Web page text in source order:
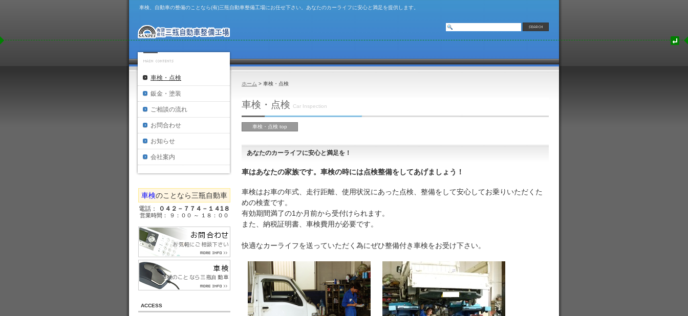
車検、自動車の整備のことなら(有)三瓶自動車整備工場にお任せ下さい。あなたのカーライフに安心と満足を提供します。
車検・点検
鈑金・塗装
ご相談の流れ
お問合わせ
お知らせ
会社案内
車検のことなら三瓶自動車
電話： ０４２－７７４－１４1８
営業時間： ９：００ ～ １８：００
ACCESS
ホーム > 車検・点検
車検・点検 Car Inspection
車検・点検 top
あなたのカーライフに安心と満足を！
車はあなたの家族です。車検の時には点検整備をしてあげましょう！
車検はお車の年式、走行距離、使用状況にあった点検、整備をして安心してお乗りいただくた
めの検査です。
有効期間満了の1か月前から受付けられます。
また、納税証明書、車検費用が必要です。
快適なカーライフを送っていただく為にぜひ整備付き車検をお受け下さい。